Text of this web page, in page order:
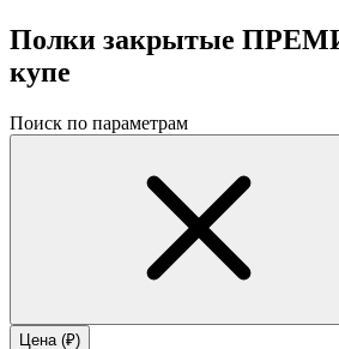
Полки закрытые
купе
Поиск по параметрам
Цена (₽)